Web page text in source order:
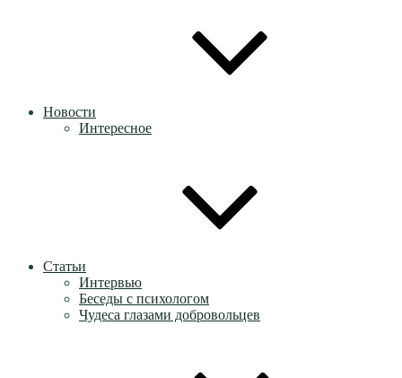
Новости
Интересное
Статьи
Интервью
Беседы с психологом
Чудеса глазами добровольцев